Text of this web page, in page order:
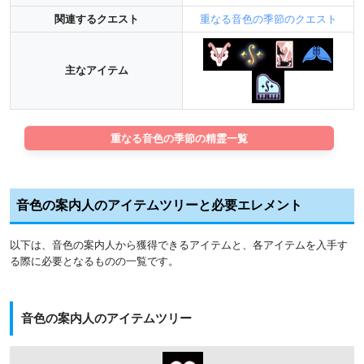
関連するクエスト 重なる音色の季節のクエスト
主なアイテム
重なる音色の季節の精霊一覧
音色の案内人のアイテムツリーと必要エレメント
以下は、音色の案内人から獲得できるアイテムと、各アイテムを入手す
る際に必要となるものの一覧です。
音色の案内人のアイテムツリー